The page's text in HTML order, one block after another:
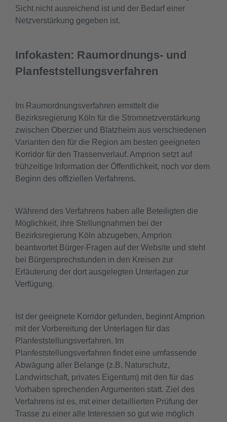
Sicht nicht ausreichend ist und der Bedarf einer
Netzverstärkung gegeben ist.
Infokasten: Raumordnungs- und
Planfeststellungsverfahren
Im Raumordnungsverfahren ermittelt die
Bezirksregierung Köln für die Stromnetzverstärkung
zwischen Oberzier und Blatzheim aus verschiedenen
Varianten den für die Region am besten geeigneten
Korridor für den Trassenverlauf. Amprion setzt auf
frühzeitige Information der Öffentlichkeit, noch vor dem
Beginn des offiziellen Verfahrens.
Während des Verfahrens haben alle Beteiligten die
Möglichkeit, ihre Stellungnahmen bei der
Bezirksregierung Köln abzugeben, Amprion
beantwortet Bürger-Fragen auf der Website und steht
bei Bürgersprechstunden in den Kreisen zur
Erläuterung der dort ausgelegten Unterlagen zur
Verfügung.
Ist der geeignete Korridor gefunden, beginnt Amprion
mit der Vorbereitung der Unterlagen für das
Planfeststellungsverfahren. Im
Planfeststellungsverfahren findet eine umfassende
Abwägung aller Belange (z.B. Naturschutz,
Landwirtschaft, privates Eigentum) mit den für das
Vorhaben sprechenden Argumenten statt. Ziel des
Verfahrens ist es, mit einer detaillierten Prüfung der
Trasse zu einer alle Interessen so gut wie möglich